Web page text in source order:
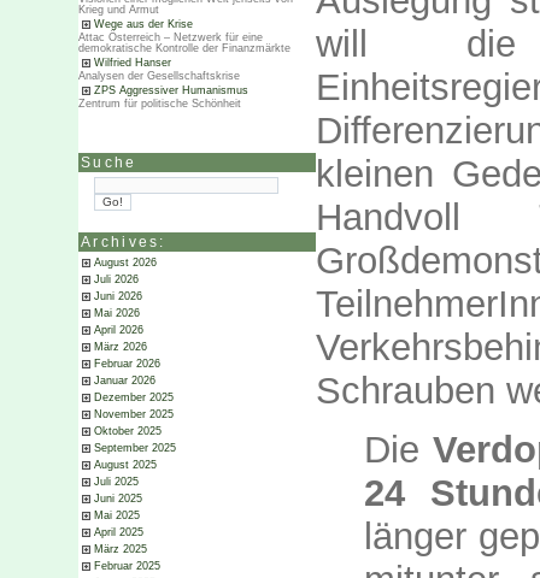
Krieg und Armut
Wege aus der Krise
Attac Österreich – Netzwerk für eine
demokratische Kontrolle der Finanzmärkte
Wilfried Hanser
Analysen der Gesellschaftskrise
ZPS Aggressiver Humanismus
Zentrum für politische Schönheit
Suche
Archives:
August 2026
Juli 2026
Juni 2026
Mai 2026
April 2026
März 2026
Februar 2026
Januar 2026
Dezember 2025
November 2025
Oktober 2025
September 2025
August 2025
Juli 2025
Juni 2025
Mai 2025
April 2025
März 2025
Februar 2025
will die
kleinen
Handvoll
Schrauben
Die
24
länger